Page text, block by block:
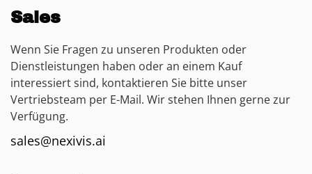
Sales
Wenn Sie Fragen zu unseren Produkten oder
Dienstleistungen haben oder an einem Kauf
interessiert sind, kontaktieren Sie bitte unser
Vertriebsteam per E-Mail. Wir stehen Ihnen gerne zur
Verfügung.
sales@nexivis.ai